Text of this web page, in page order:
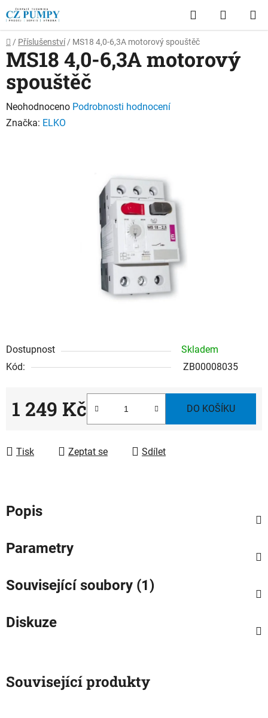
Přejít
na
obsah
Hledat
KOŠÍK
Domů
/ Příslušenství / MS18 4,0-6,3A motorový spouštěč
Dostupnost
Skladem
Kód:
ZB00008035
1 249 Kč DO KOŠÍKU
Tisk Zeptat se Sdílet
MS18 4,0-6,3A motorový
spouštěč
Průměrné
hodnocení
Neohodnoceno Podrobnosti hodnocení
Značka: ELKO
Popis
Parametry
Související soubory (1)
Diskuze
Související produkty